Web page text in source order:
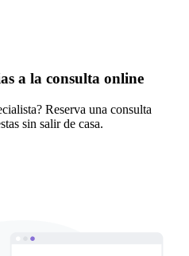
a la consulta online
Reserva una consulta
sin salir de casa.